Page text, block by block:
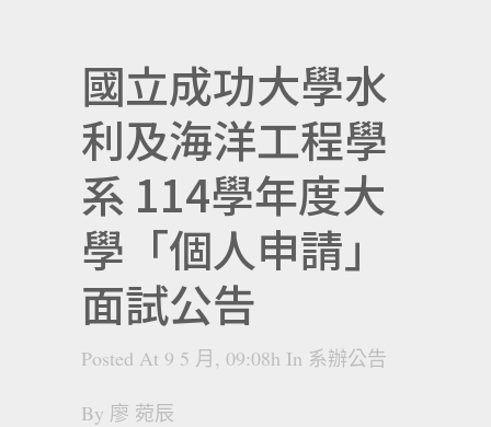
國立成功大學水
利及海洋工程學
系 114學年度大
學「個人申請」
面試公告
Posted At 9 5 月, 09:08h In 系辦公告
By 廖 菀辰